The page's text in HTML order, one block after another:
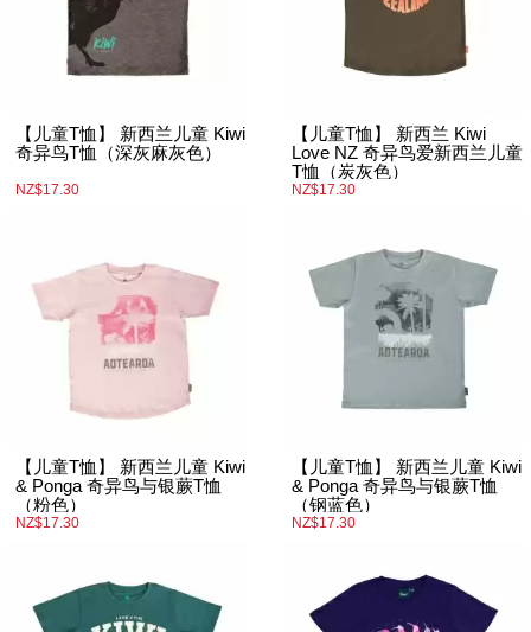
【儿童T恤】 新西兰儿童 Kiwi
奇异鸟T恤（深灰麻灰色）
NZ$17.30
【儿童T恤】 新西兰 Kiwi
Love NZ 奇异鸟爱新西兰儿童
T恤（炭灰色）
NZ$17.30
【儿童T恤】 新西兰儿童 Kiwi
& Ponga 奇异鸟与银蕨T恤
（粉色）
NZ$17.30
【儿童T恤】 新西兰儿童 Kiwi
& Ponga 奇异鸟与银蕨T恤
（钢蓝色）
NZ$17.30